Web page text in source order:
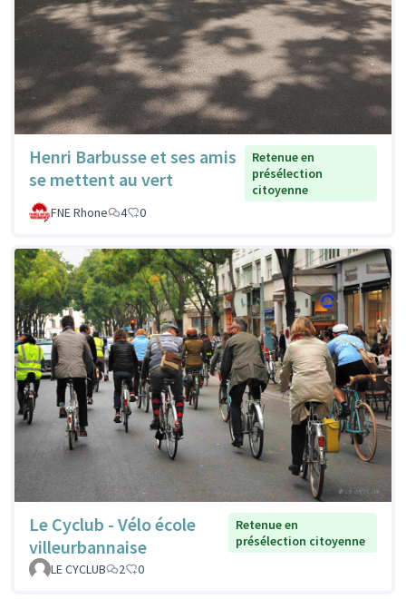
Henri Barbusse et ses amis
se mettent au vert
Retenue en
présélection
citoyenne
FNE Rhone
4 0
Le Cyclub - Vélo école
villeurbannaise
Retenue en
présélection citoyenne
LE CYCLUB
2 0